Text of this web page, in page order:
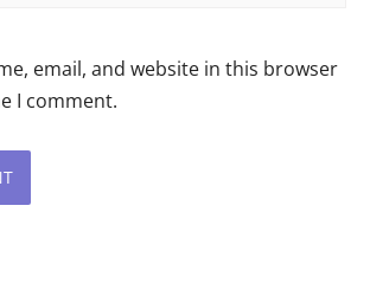
email, and website in this browser
I comment.